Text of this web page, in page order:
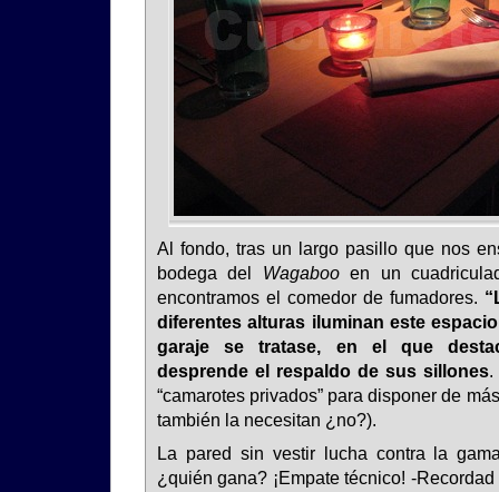
Al fondo, tras un largo pasillo que nos
bodega del Wagabooen un
encontramos el comedor de fumadores.
diferentes alturas iluminan este
garaje se tratase, en el que
desprende el respaldo de sus sillones.
“camarotes privados” para disponer de
también la necesitan ¿no?).
La pared sin vestir lucha contra la
¿quién gana? ¡Empate técnico! -